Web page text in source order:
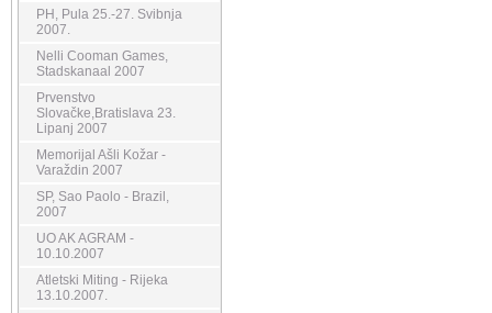
PH, Pula 25.-27. Svibnja
2007.
Nelli Cooman Games,
Stadskanaal 2007
Prvenstvo
Slovačke,Bratislava 23.
Lipanj 2007
Memorijal Ašli Kožar -
Varaždin 2007
SP, Sao Paolo - Brazil,
2007
UO AK AGRAM -
10.10.2007
Atletski Miting - Rijeka
13.10.2007.